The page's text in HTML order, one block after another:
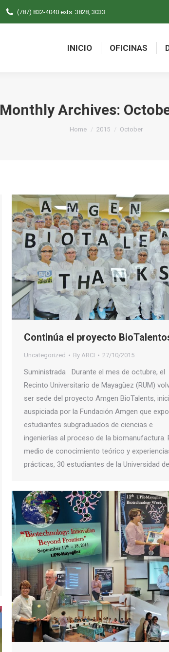
(787) 832-4040 exts. 3828, 3033
INICIO OFICINAS
Monthly Archives:
You are here:
Home 2015 October
Continúa el proyecto
Uncategorized By ARCI 27/10/2015
Suministrada Durante el mes de octubre, el
Recinto Universitario de Mayagüez (RUM)
ser sede del proyecto Amgen BioTalents,
auspiciada por la Fundación Amgen que
estudiantes subgraduados de ciencias e
ingenierías al proceso de la biomanufactura.
medio de conocimiento teórico y
prácticas, 30 estudiantes de la Universidad
INICIO